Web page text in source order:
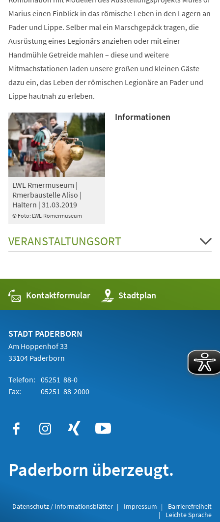
Marius einen Einblick in das römische Leben in den Lagern an
Pader und Lippe. Selber mal ein Marschgepäck tragen, die
Ausrüstung eines Legionärs anziehen oder mit einer
Handmühle Getreide mahlen – diese und weitere
Mitmachstationen laden unsere großen und kleinen Gäste
dazu ein, das Leben der römischen Legionäre an Pader und
Lippe hautnah zu erleben.
© Foto: LWL-Römermuseum
LWL Rmermuseum |
Rmerbaustelle Aliso |
Haltern | 31.03.2019
Informationen
VERANSTALTUNGSORT
Kontaktformular Stadtplan
(Öffnet
in
einem
STADT PADERBORN
Am Hoppenhof 33
33104 Paderborn
Telefon: 05251 88-0
Fax:
05251 88-2000
Paderborn überzeugt.
Datenschutz / Informationsblätter Impressum
Barrierefreiheit
Leichte Sprache